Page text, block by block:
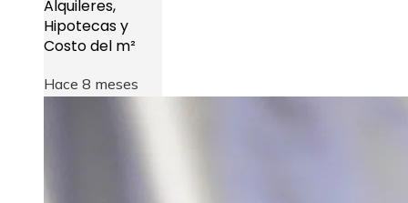
Alquileres,
Hipotecas y
Costo del m²
Hace 8 meses